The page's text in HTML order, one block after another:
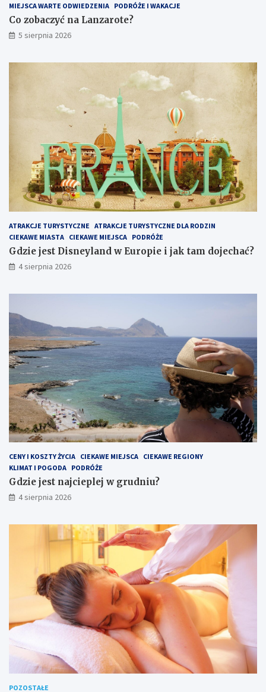
MIEJSCA WARTE ODWIEDZENIA PODRÓŻE I WAKACJE
Co zobaczyć na Lanzarote?
5 sierpnia 2026
ATRAKCJE TURYSTYCZNE ATRAKCJE TURYSTYCZNE DLA RODZIN
CIEKAWE MIASTA CIEKAWE MIEJSCA PODRÓŻE
Gdzie jest Disneyland w Europie i jak tam dojechać?
4 sierpnia 2026
CENY I KOSZTY ŻYCIA CIEKAWE MIEJSCA CIEKAWE REGIONY
KLIMAT I POGODA PODRÓŻE
Gdzie jest najcieplej w grudniu?
4 sierpnia 2026
POZOSTAŁE